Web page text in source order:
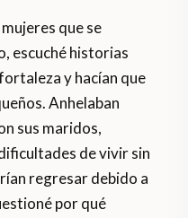
que se
escuché historias
y hacían que
Anhelaban
sus maridos,
de vivir sin
regresar debido a
por qué